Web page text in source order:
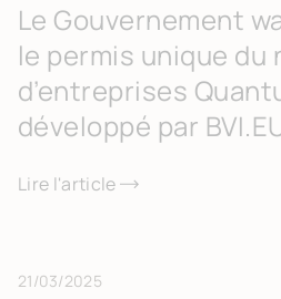
Le Gouvernement
le permis unique du
d’entreprises
développé par
Lire l'article
21/03/2025